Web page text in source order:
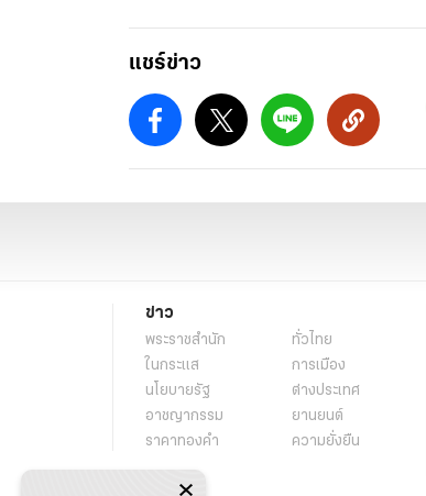
แชร์ข่าว
ข่าว
พระราชสำนัก
ทั่วไทย
ในกระแส
การเมือง
นโยบายรัฐ
ต่างประเทศ
อาชญากรรม
ยานยนต์
ราคาทองคำ
ความยั่งยืน